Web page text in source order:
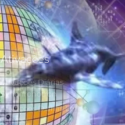
Ativações
Ativações Diárias
Synchronotron
Ativações Diárias Lei do
Tempo